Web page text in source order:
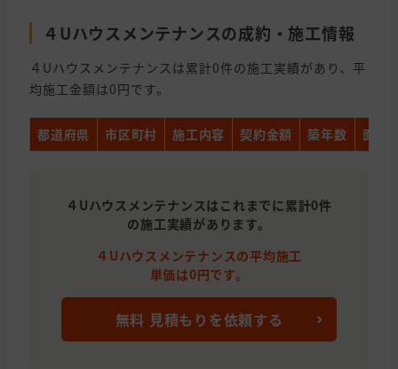
４Uハウスメンテナンスの成約・施工情報
４Uハウスメンテナンスは累計0件の施工実績があり、平
均施工金額は0円です。
都道府県 市区町村 施工内容 契約金額 築年数 面積
４Uハウスメンテナンスはこれまでに累計0件
の施工実績があります。
４Uハウスメンテナンスの平均施工
単価は0円です。
無料 見積もりを依頼する